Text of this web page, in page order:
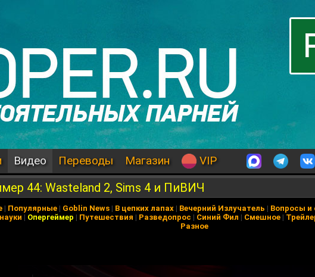
Видео Переводы Магазин VIP
44: Wasteland 2, Sims 4 и ПиВИЧ
| Популярные | Goblin News | В цепких лапах | Вечерний Излучатель | Вопросы и
| Опергеймер | Путешествия | Разведопрос | Синий Фил | Смешное |
Разное